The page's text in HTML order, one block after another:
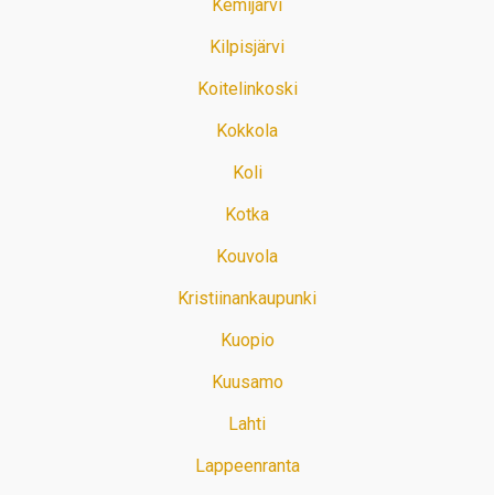
Kemijärvi
Kilpisjärvi
Koitelinkoski
Kokkola
Koli
Kotka
Kouvola
Kristiinankaupunki
Kuopio
Kuusamo
Lahti
Lappeenranta